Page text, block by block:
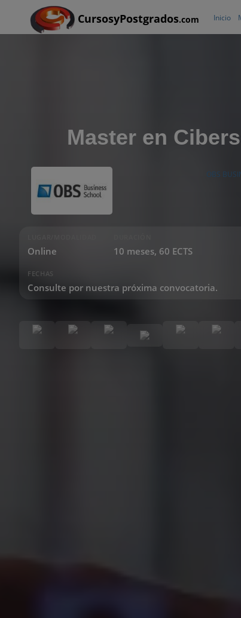
CursosyPostgrados.com Inicio
Master en
OBS
Online 10 meses, 60 ECTS
FECHAS
Consulte por nuestra próxima convocatoria.